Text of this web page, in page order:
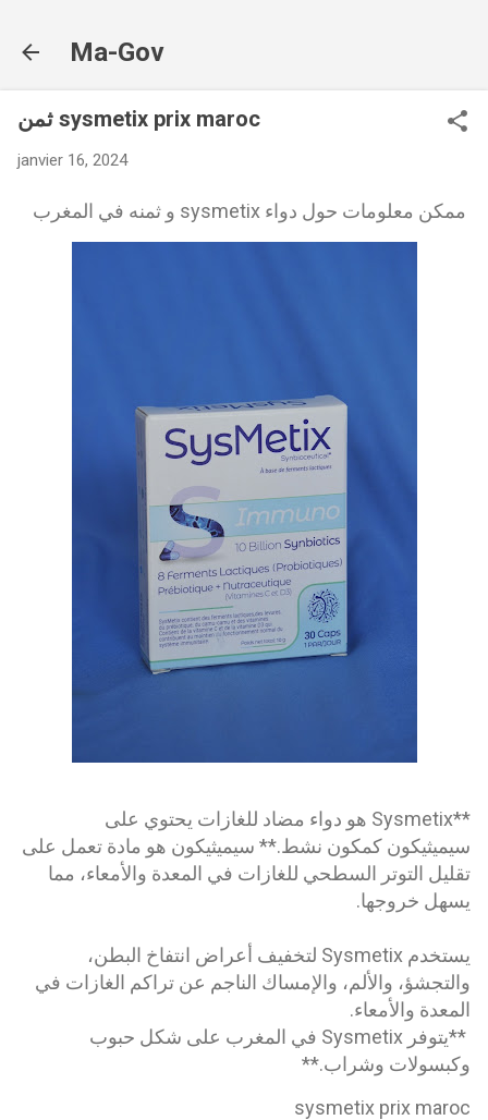
Ma-Gov
ثمن sysmetix prix maroc
janvier 16, 2024
ممكن معلومات حول دواء sysmetix و ثمنه في المغرب
**Sysmetix هو دواء مضاد للغازات يحتوي على
سيميثيكون كمكون نشط.** سيميثيكون هو مادة تعمل على
تقليل التوتر السطحي للغازات في المعدة والأمعاء، مما
يسهل خروجها.
يستخدم Sysmetix لتخفيف أعراض انتفاخ البطن،
والتجشؤ، والألم، والإمساك الناجم عن تراكم الغازات في
المعدة والأمعاء.
**يتوفر Sysmetix في المغرب على شكل حبوب
وكبسولات وشراب.**
sysmetix prix maroc